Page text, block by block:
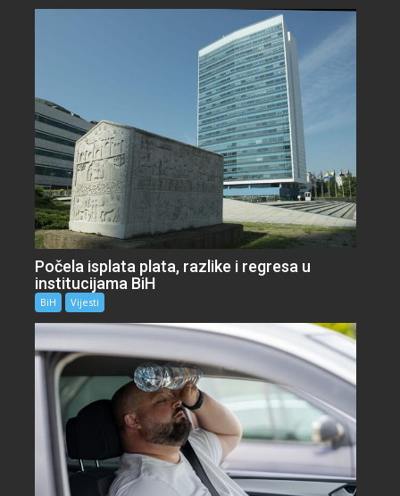
Počela isplata plata, razlike i regresa u
institucijama BiH
BiH Vijesti